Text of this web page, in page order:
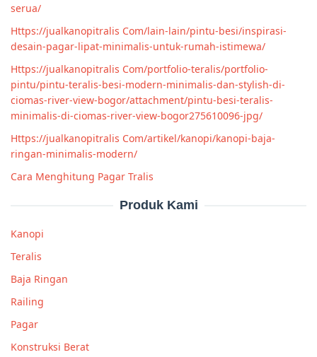
serua/
Https://jualkanopitralis Com/lain-lain/pintu-besi/inspirasi-
desain-pagar-lipat-minimalis-untuk-rumah-istimewa/
Https://jualkanopitralis Com/portfolio-teralis/portfolio-
pintu/pintu-teralis-besi-modern-minimalis-dan-stylish-di-
ciomas-river-view-bogor/attachment/pintu-besi-teralis-
minimalis-di-ciomas-river-view-bogor275610096-jpg/
Https://jualkanopitralis Com/artikel/kanopi/kanopi-baja-
ringan-minimalis-modern/
Cara Menghitung Pagar Tralis
Produk Kami
Kanopi
Teralis
Baja Ringan
Railing
Pagar
Konstruksi Berat